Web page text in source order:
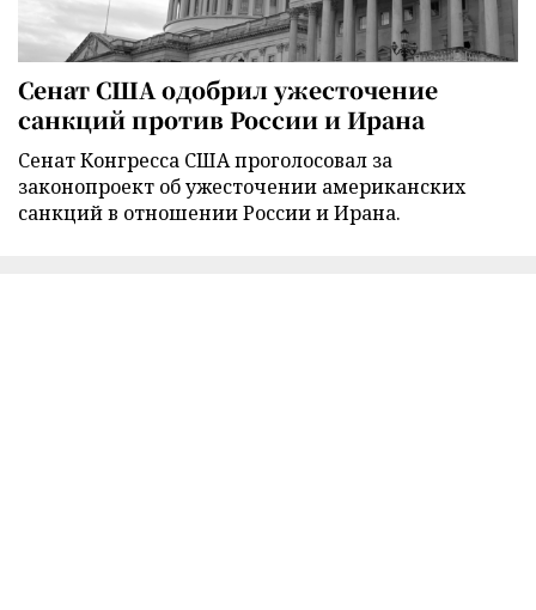
Сенат США одобрил ужесточение
санкций против России и Ирана
Сенат Конгресса США проголосовал за
законопроект об ужесточении американских
санкций в отношении России и Ирана.